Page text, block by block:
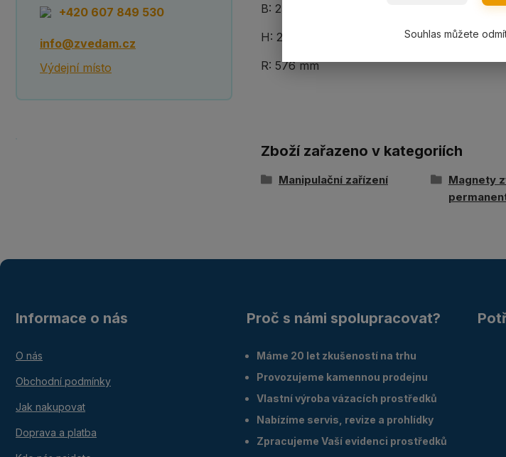
+420 607 849 530
info@zvedam.cz
Výdejní místo
B: 234 mm
H: 232 mm
R: 576 mm
Zboží zařazeno v kategoriích
Manipulační zařízení
Magnety
Informace o nás
O nás
Obchodní podmínky
Jak nakupovat
Doprava a platba
Proč s námi spolupracovat?
Máme 20 let zkušeností na trhu
Provozujeme kamennou prodejnu
Vlastní výroba vázacích prostředků
Nabízíme servis, revize a prohlídky
Zpracujeme Vaší evidenci prostředků
Souhlas můžete